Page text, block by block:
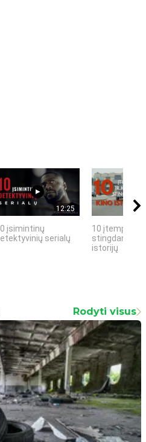
12:25
įsimintinų
serialų
10 įtemptų,
stingdančių
istorijų
Rodyti visus